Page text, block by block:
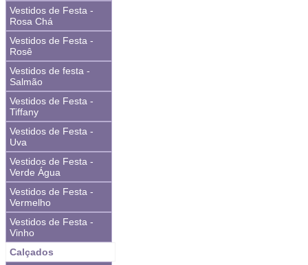
Vestidos de Festa -
Rosa Chá
Vestidos de Festa -
Rosê
Vestidos de festa -
Salmão
Vestidos de Festa -
Tiffany
Vestidos de Festa -
Uva
Vestidos de Festa -
Verde Água
Vestidos de Festa -
Vermelho
Vestidos de Festa -
Vinho
Calçados